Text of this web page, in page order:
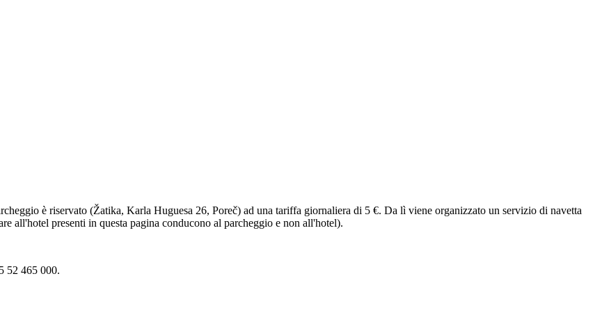
è riservato (Žatika, Karla Huguesa 26, Poreč) ad una tariffa giornaliera di 5 €. Da lì viene organizzato un servizio di navetta
all'hotel presenti in questa pagina conducono al parcheggio e non all'hotel).
52 465 000.